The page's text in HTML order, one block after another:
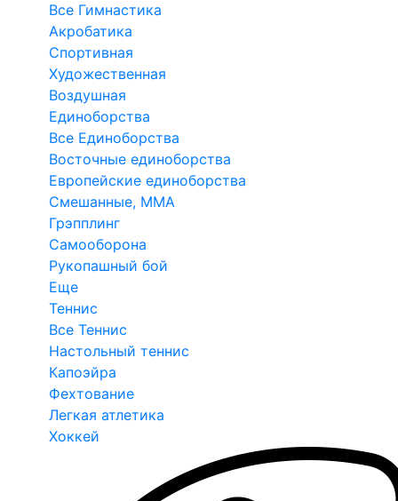
Все Гимнастика
Акробатика
Спортивная
Художественная
Воздушная
Единоборства
Все Единоборства
Восточные единоборства
Европейские единоборства
Смешанные, ММА
Грэпплинг
Самооборона
Рукопашный бой
Еще
Теннис
Все Теннис
Настольный теннис
Капоэйра
Фехтование
Легкая атлетика
Хоккей